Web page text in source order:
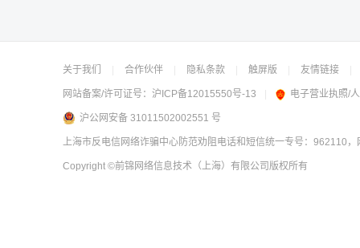
关于我们 合作伙伴 隐私条款 触屏版 友情链接
网站备案/许可证号： 沪ICP备12015550号-13 电子营业执照/
沪公网安备 31011502002551 号
上海市反电信网络诈骗中心防范劝阻电话和短信统一专号：962110
Copyright ©前锦网络信息技术（上海）有限公司 版权所有